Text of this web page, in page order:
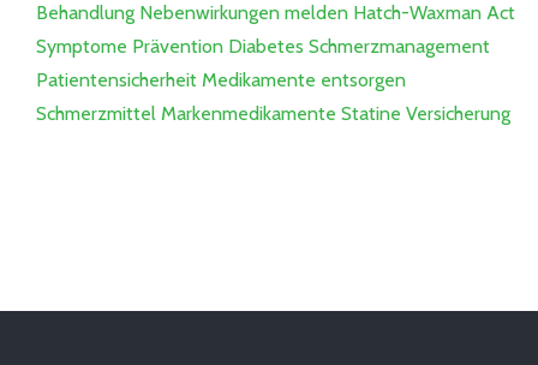
Behandlung Nebenwirkungen melden Hatch-Waxman Act
Symptome Prävention Diabetes Schmerzmanagement
Patientensicherheit Medikamente entsorgen
Schmerzmittel Markenmedikamente Statine Versicherung